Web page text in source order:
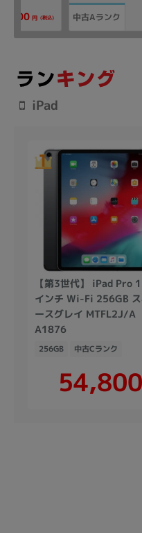
円 (税込) 中古Aランク
iPad
【第3世代】 iPad Pro
インチ Wi-Fi 256GB
ースグレイ MTFL2J/A
A1876
256GB 中古Cランク
54,800